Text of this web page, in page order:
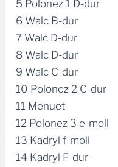
5 Polonez 1 D-dur
6 Walc B-dur
7 Walc D-dur
8 Walc D-dur
9 Walc C-dur
10 Polonez 2 C-dur
11 Menuet
12 Polonez 3 e-moll
13 Kadryl f-moll
14 Kadryl F-dur